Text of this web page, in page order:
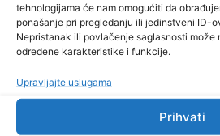
tehnologijama će nam omogućiti da
ponašanje pri pregledanju ili jedinstveni ID-
Nepristanak ili povlačenje saglasnosti može
određene karakteristike i funkcije.
Upravljajte uslugama
Prihvati
10 Augusta, 2026